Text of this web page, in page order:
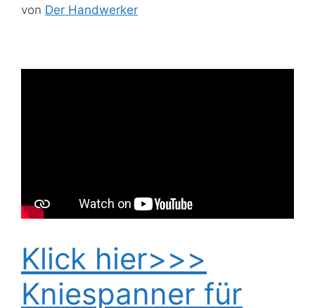
von Der Handwerker
Klick hier>>>
Kniespanner für